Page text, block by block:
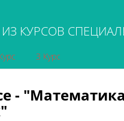
КУРСОВ
3 Курс
-